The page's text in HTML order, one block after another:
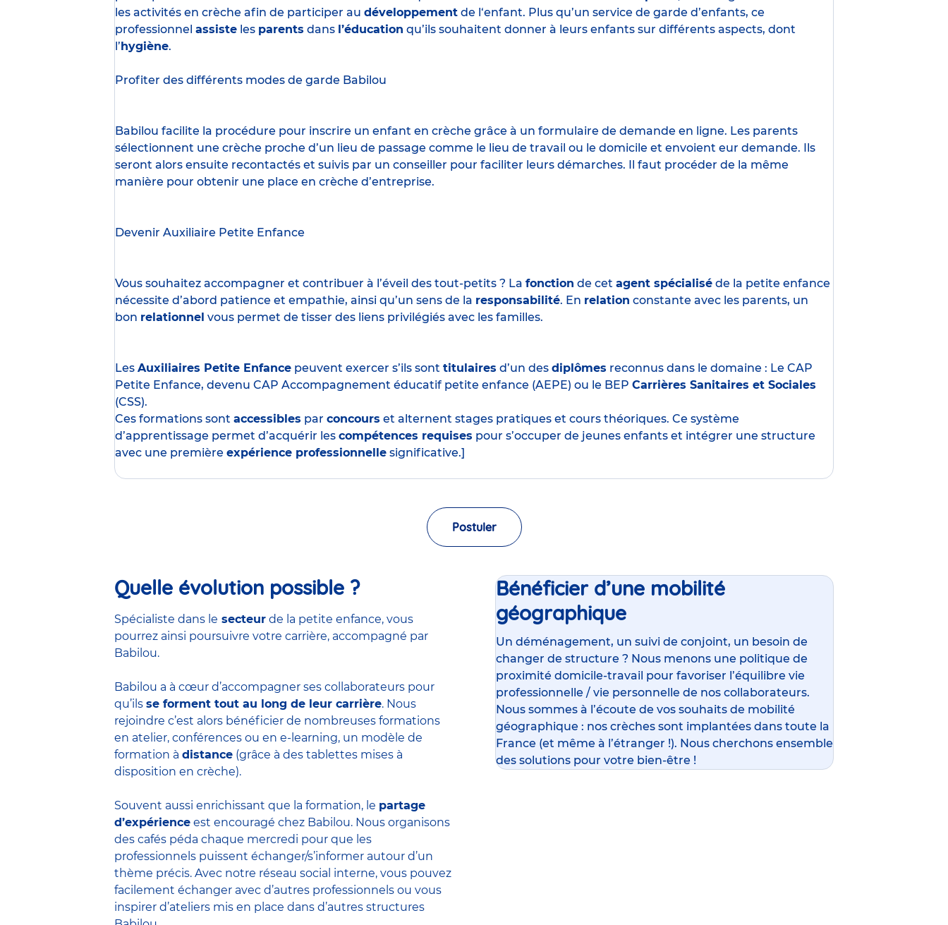
les activités en crèche afin de participer au développement de l‘enfant. Plus qu’un service de garde d’enfants, ce
professionnel assiste les parents dans l’éducation qu’ils souhaitent donner à leurs enfants sur différents aspects, dont
l’ hygiène.
Profiter des différents modes de garde Babilou
Babilou facilite la procédure pour inscrire un enfant en crèche grâce à un formulaire de demande en ligne. Les parents
sélectionnent une crèche proche d’un lieu de passage comme le lieu de travail ou le domicile et envoient eur demande. Ils
seront alors ensuite recontactés et suivis par un conseiller pour faciliter leurs démarches. Il faut procéder de la même
manière pour obtenir une place en crèche d’entreprise.
Devenir Auxiliaire Petite Enfance
Vous souhaitez accompagner et contribuer à l’éveil des tout-petits ? La fonction de cet agent spécialisé de la petite enfance
nécessite d’abord patience et empathie, ainsi qu’un sens de la responsabilité. En relation constante avec les parents, un
bon relationnel vous permet de tisser des liens privilégiés avec les familles.
Les Auxiliaires Petite Enfance peuvent exercer s’ils sont titulaires d’un des diplômes reconnus dans le domaine : Le CAP
Petite Enfance, devenu CAP Accompagnement éducatif petite enfance (AEPE) ou le BEP Carrières Sanitaires et Sociales
(CSS).
Ces formations sont accessibles par concours et alternent stages pratiques et cours théoriques. Ce système
d’apprentissage permet d’acquérir les compétences requises pour s’occuper de jeunes enfants et intégrer une structure
avec une première expérience professionnelle significative.]
Postuler
Quelle évolution possible ?
Spécialiste dans le secteur de la petite enfance, vous
pourrez ainsi poursuivre votre carrière, accompagné par
Babilou.
Babilou a à cœur d’accompagner ses collaborateurs pour
qu’ils se forment tout au long de leur carrière. Nous
rejoindre c’est alors bénéficier de nombreuses formations
en atelier, conférences ou en e-learning, un modèle de
formation à distance (grâce à des tablettes mises à
disposition en crèche).
Souvent aussi enrichissant que la formation, le partage
d’expérience est encouragé chez Babilou. Nous organisons
des cafés péda chaque mercredi pour que les
professionnels puissent échanger/s’informer autour d’un
thème précis. Avec notre réseau social interne, vous pouvez
facilement échanger avec d’autres professionnels ou vous
inspirer d’ateliers mis en place dans d’autres structures
Bénéficier d’une mobilité
géographique
Un déménagement, un suivi de conjoint, un besoin de
changer de structure ? Nous menons une politique de
proximité domicile-travail pour favoriser l’équilibre vie
professionnelle / vie personnelle de nos collaborateurs.
Nous sommes à l’écoute de vos souhaits de mobilité
géographique : nos crèches sont implantées dans toute la
France (et même à l’étranger !). Nous cherchons ensemble
des solutions pour votre bien-être !